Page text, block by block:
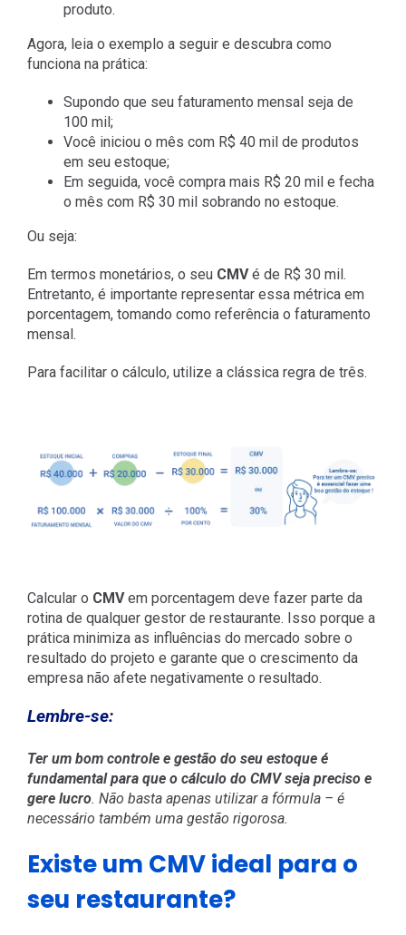
produto.
Agora, leia o exemplo a seguir e descubra como
funciona na prática:
Supondo que seu faturamento mensal seja de
100 mil;
Você iniciou o mês com R$ 40 mil de produtos
em seu estoque;
Em seguida, você compra mais R$ 20 mil e fecha
o mês com R$ 30 mil sobrando no estoque.
Ou seja:
Em termos monetários, o seu CMVé de R$ 30 mil.
Entretanto, é importante representar essa métrica em
porcentagem, tomando como referência o faturamento
mensal.
Para facilitar o cálculo, utilize a clássica regra de três.
Calcular o CMVem porcentagem deve fazer parte da
rotina de qualquer gestor de restaurante. Isso porque a
prática minimiza as influências do mercado sobre o
resultado do projeto e garante que o crescimento da
empresa não afete negativamente o resultado.
Lembre-se:
Ter um bom controle e gestão do seu estoque é
fundamental para que o cálculo do CMV seja preciso e
gere lucro. Não basta apenas utilizar a fórmula – é
necessário também uma gestão rigorosa.
Existe um CMV ideal para o
seu restaurante?